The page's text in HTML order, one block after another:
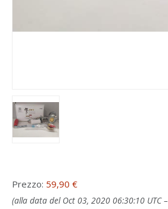
Prezzo: 59,90 €
(alla data del Oct 03, 2020 06:30:10 UTC –